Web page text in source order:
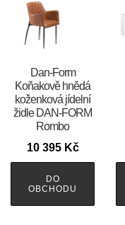
​​​​​Dan-Form
Koňakově hnědá
koženková jídelní
židle DAN-FORM
Rombo
10 395 Kč
DO
OBCHODU